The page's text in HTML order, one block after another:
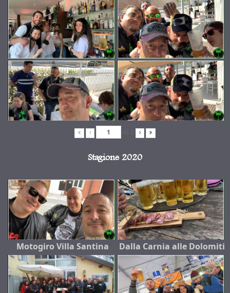
« ‹ › »
Stagione 2020
Motogiro Villa Santina Dalla Carnia alle Dolomiti